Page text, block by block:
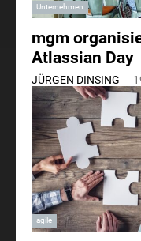
Unternehmen
mgm
Atlassian Day
JÜRGEN DINSING -
agile